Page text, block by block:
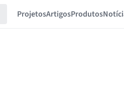
ProjetosArtigosProdutos